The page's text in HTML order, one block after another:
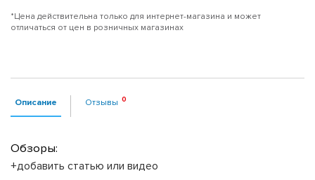
*Цена действительна только для интернет-магазина и может
отличаться от цен в розничных магазинах
Описание Отзывы
Обзоры:
+добавить статью или видео